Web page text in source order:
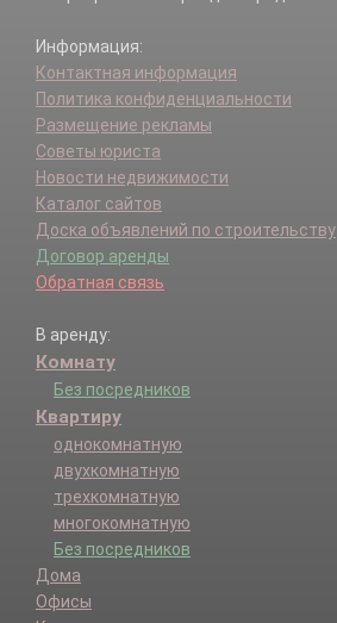
Информация:
Контактная информация
Политика конфиденциальности
Размещение рекламы
Советы юриста
Новости недвижимости
Каталог сайтов
Доска объявлений по строительству
Договор аренды
Обратная связь
В аренду:
Комнату
Без посредников
Квартиру
однокомнатную
двухкомнатную
трехкомнатную
многокомнатную
Без посредников
Дома
Офисы